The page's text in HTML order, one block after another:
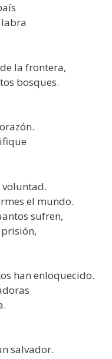
la frontera,
bosques.
voluntad.
el mundo.
sufren,
han enloquecido.
salvador.